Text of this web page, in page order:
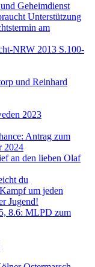
Geheimdienst
Unterstützung
am
NRW 2013 S.100-
und Reinhard
2023
Antrag zum
2024
an den lieben Olaf
du
um jeden
Jugend!
8.6: MLPD zum